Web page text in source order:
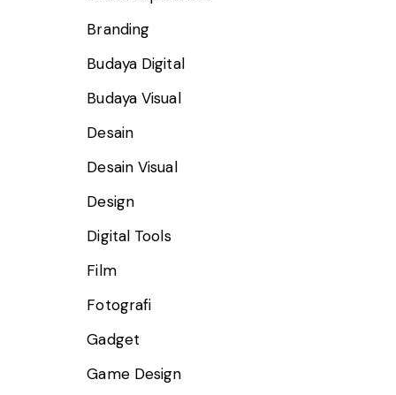
Branding
Budaya Digital
Budaya Visual
Desain
Desain Visual
Design
Digital Tools
Film
Fotografi
Gadget
Game Design